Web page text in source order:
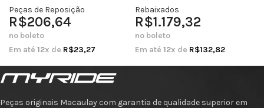
Peças de Reposição
R$206,64
no boleto
Em até 12x de R$23,27
Rebaixados
R$1.179,32
no boleto
Em até 12x de R$132,82
Peças originais Macaulay com garantia de qualidade superior em